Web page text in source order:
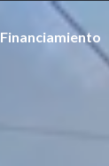
Financiamiento